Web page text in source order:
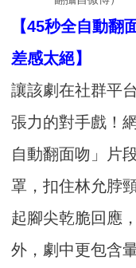
【45秒全自動翻
差感太絕】
讓該劇在社群平
張力的對手戲！
自動翻面吻」片
罩，扣住林允脖
起腳尖乾脆回應
外，劇中更包含